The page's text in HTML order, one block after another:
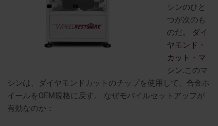
シンのひと
つが次のも
のだ。
ダイ
ヤモンド・
カット・マ
シン.このマ
シンは、ダイヤモンドカットのチップを使用して、合金ホ
イールをOEM規格に戻す。 なぜモバイルセットアップが
有効なのか：